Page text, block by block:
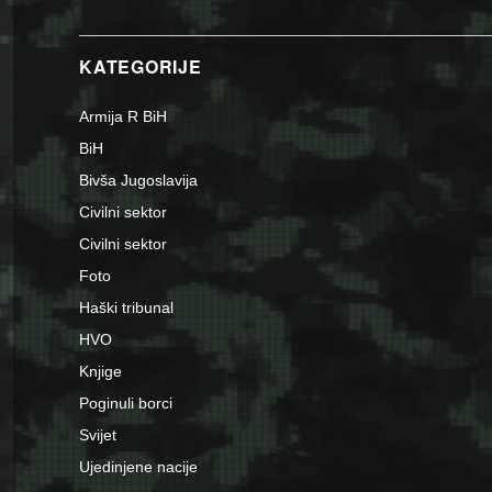
KATEGORIJE
Armija R BiH
BiH
Bivša Jugoslavija
Civilni sektor
Civilni sektor
Foto
Haški tribunal
HVO
Knjige
Poginuli borci
Svijet
Ujedinjene nacije